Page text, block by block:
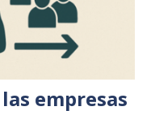
empresas